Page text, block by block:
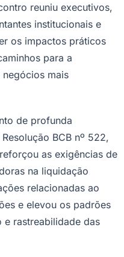
reuniu executivos,
institucionais e
os impactos práticos
para a
mais
de profunda
BCB nº 522,
as exigências de
na liquidação
relacionadas ao
e elevou os padrões
e rastreabilidade das